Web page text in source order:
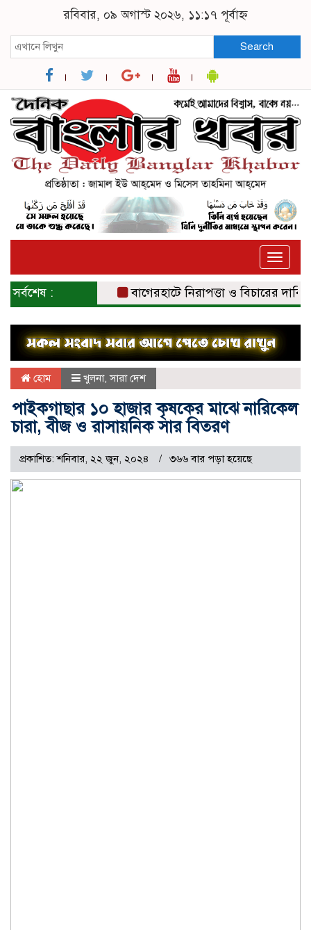
রবিবার, ০৯ অগাস্ট ২০২৬, ১১:১৭ পূর্বাহ্ন
Search
Toggle
সর্বশেষ : বাগেরহাটে নিরাপত্তা ও বিচারের দাবিতে
হোম খুলনা,সারা দেশ
পাইকগাছার ১০ হাজার কৃষকের মাঝে নারিকেল
চারা, বীজ ও রাসায়নিক সার বিতরণ
প্রকাশিত: শনিবার, ২২ জুন, ২০২৪ ৩৬৬ বার পড়া হয়েছে